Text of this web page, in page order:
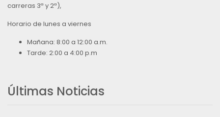
carreras 3ª y 2ª),
Horario de lunes a viernes
Mañana: 8:00 a 12:00 a.m.
Tarde: 2:00 a 4:00 p.m
Últimas Noticias